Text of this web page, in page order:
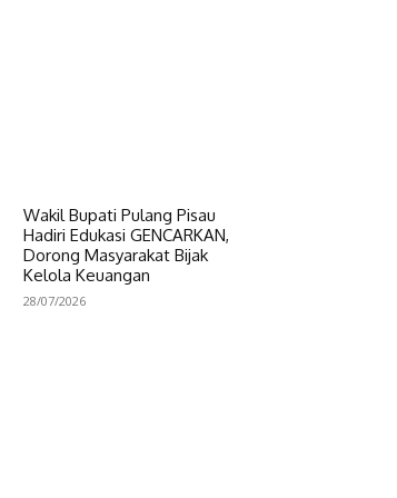
Wakil Bupati Pulang Pisau
Hadiri Edukasi GENCARKAN,
Dorong Masyarakat Bijak
Kelola Keuangan
28/07/2026